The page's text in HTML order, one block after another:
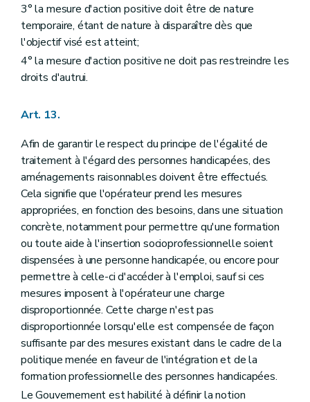
3° la mesure d'action positive doit être de nature
temporaire, étant de nature à disparaître dès que
l'objectif visé est atteint;
4° la mesure d'action positive ne doit pas restreindre les
droits d'autrui.
Art. 13.
Afin de garantir le respect du principe de l'égalité de
traitement à l'égard des personnes handicapées, des
aménagements raisonnables doivent être effectués.
Cela signifie que l'opérateur prend les mesures
appropriées, en fonction des besoins, dans une situation
concrète, notamment pour permettre qu'une formation
ou toute aide à l'insertion socioprofessionnelle soient
dispensées à une personne handicapée, ou encore pour
permettre à celle-ci d'accéder à l'emploi, sauf si ces
mesures imposent à l'opérateur une charge
disproportionnée. Cette charge n'est pas
disproportionnée lorsqu'elle est compensée de façon
suffisante par des mesures existant dans le cadre de la
politique menée en faveur de l'intégration et de la
formation professionnelle des personnes handicapées.
Le Gouvernement est habilité à définir la notion